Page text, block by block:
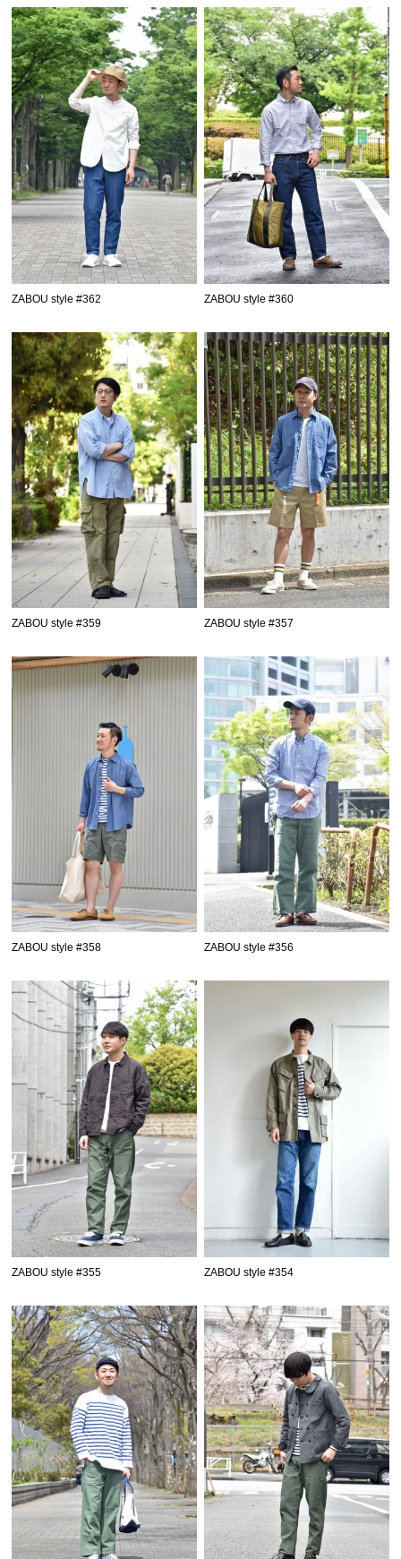
ZABOU style #362 ZABOU style #360
ZABOU style #359 ZABOU style #357
ZABOU style #358 ZABOU style #356
ZABOU style #355 ZABOU style #354